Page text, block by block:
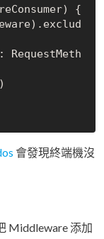
RequestMeth
會發現終端機沒
Middleware 添加